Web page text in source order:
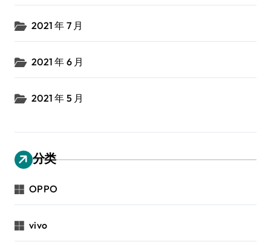
2021 年 7 月
2021 年 6 月
2021 年 5 月
分类
OPPO
vivo